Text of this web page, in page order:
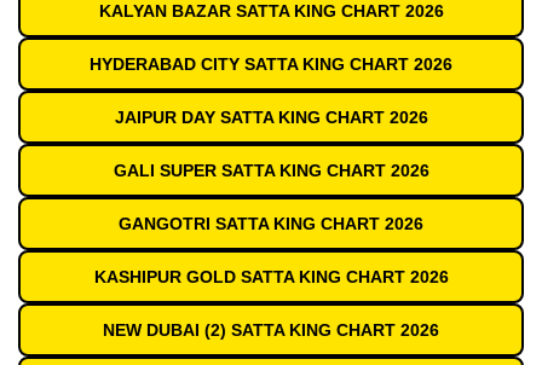
KALYAN BAZAR SATTA KING CHART 2026
HYDERABAD CITY SATTA KING CHART 2026
JAIPUR DAY SATTA KING CHART 2026
GALI SUPER SATTA KING CHART 2026
GANGOTRI SATTA KING CHART 2026
KASHIPUR GOLD SATTA KING CHART 2026
NEW DUBAI (2) SATTA KING CHART 2026